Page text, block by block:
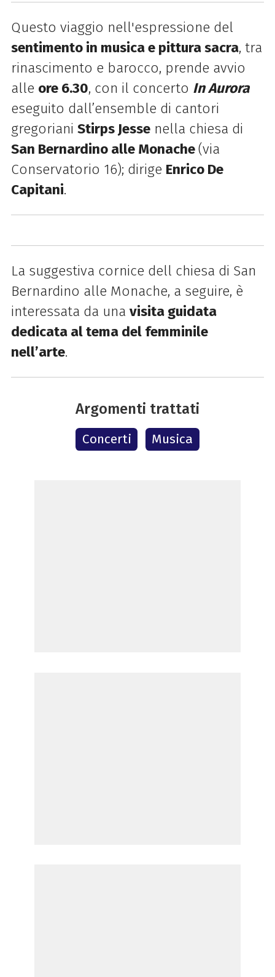
Questo viaggio nell'espressione del
sentimento in musica e pittura sacra, tra
rinascimento e barocco, prende avvio
alle ore 6.30, con il concerto In Aurora
eseguito dall’ensemble di cantori
gregoriani Stirps Jessenella chiesa di
San Bernardino alle Monache(via
Conservatorio 16); dirige Enrico De
Capitani.
La suggestiva cornice dell chiesa di San
Bernardino alle Monache, a seguire, è
interessata da una visita guidata
dedicata al tema del femminile
nell’arte.
Argomenti trattati
Concerti Musica